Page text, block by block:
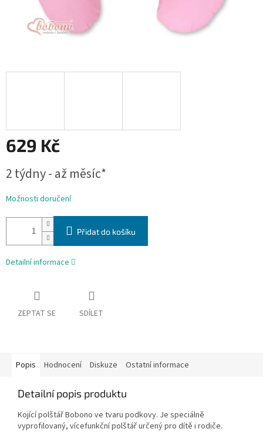
629 Kč
cena:
2 týdny - až měsíc*
Možnosti doručení
Přidat do košíku
Detailní informace
ZEPTAT SE SDÍLET
Popis Hodnocení Diskuze Ostatní informace
Detailní popis produktu
Kojící polštář Bobono ve tvaru podkovy. Je speciálně
vyprofilovaný, vícefunkční polštář určený pro dítě i rodiče.